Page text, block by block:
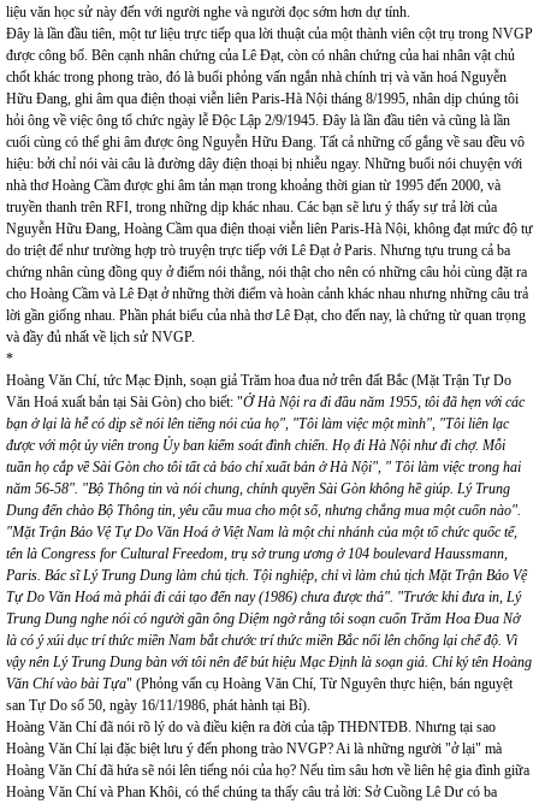
liệu văn học sử này đến với người nghe và người đọc sớm hơn dự tính.
Đây là lần đầu tiên, một tư liệu trực tiếp qua lời thuật của một thành viên cột trụ trong NVGP
được công bố. Bên cạnh nhân chứng của Lê Đạt, còn có nhân chứng của hai nhân vật chủ
chốt khác trong phong trào, đó là buổi phỏng vấn ngắn nhà chính trị và văn hoá Nguyễn
Hữu Đang, ghi âm qua điện thoại viễn liên Paris-Hà Nội tháng 8/1995, nhân dịp chúng tôi
hỏi ông về việc ông tổ chức ngày lễ Độc Lập 2/9/1945. Đây là lần đầu tiên và cũng là lần
cuối cùng có thể ghi âm được ông Nguyễn Hữu Đang. Tất cả những cố gắng về sau đều vô
hiệu: bởi chỉ nói vài câu là đường dây điện thoại bị nhiễu ngay. Những buổi nói chuyện với
nhà thơ Hoàng Cầm được ghi âm tản mạn trong khoảng thời gian từ 1995 đến 2000, và
truyền thanh trên RFI, trong những dịp khác nhau. Các bạn sẽ lưu ý thấy sự trả lời của
Nguyễn Hữu Đang, Hoàng Cầm qua điện thoại viễn liên Paris-Hà Nội, không đạt mức độ tự
do triệt để như trường hợp trò truyện trực tiếp với Lê Đạt ở Paris. Nhưng tựu trung cả ba
chứng nhân cùng đồng quy ở điểm nói thẳng, nói thật cho nên có những câu hỏi cùng đặt ra
cho Hoàng Cầm và Lê Đạt ở những thời điểm và hoàn cảnh khác nhau nhưng những câu trả
lời gần giống nhau. Phần phát biểu của nhà thơ Lê Đạt, cho đến nay, là chứng từ quan trọng
và đầy đủ nhất về lịch sử NVGP.
*
Hoàng Văn Chí, tức Mạc Định, soạn giả Trăm hoa đua nở trên đất Bắc (Mặt Trận Tự Do
Văn Hoá xuất bản tại Sài Gòn) cho biết: "Ở Hà Nội ra đi đầu năm 1955, tôi đã hẹn với các
bạn ở lại là hễ có dịp sẽ nói lên tiếng nói của họ", "Tôi làm việc một mình", "Tôi liên lạc
được với một ủy viên trong Ủy ban kiểm soát đình chiến. Họ đi Hà Nội như đi chợ. Mỗi
tuần họ cắp về Sài Gòn cho tôi tất cả báo chí xuất bản ở Hà Nội", " Tôi làm việc trong hai
năm 56-58". "Bộ Thông tin và nói chung, chính quyền Sài Gòn không hề giúp. Lý Trung
Dung đến chào Bộ Thông tin, yêu cầu mua cho một số, nhưng chẳng mua một cuốn nào".
"Mặt Trận Bảo Vệ Tự Do Văn Hoá ở Việt Nam là một chi nhánh của một tổ chức quốc tế,
tên là Congress for Cultural Freedom, trụ sở trung ương ở 104 boulevard Haussmann,
Paris. Bác sĩ Lý Trung Dung làm chủ tịch. Tội nghiệp, chỉ vì làm chủ tịch Mặt Trận Bảo Vệ
Tự Do Văn Hoá mà phải đi cải tạo đến nay (1986) chưa được thả". "Trước khi đưa in, Lý
Trung Dung nghe nói có người gần ông Diệm ngờ rằng tôi soạn cuốn Trăm Hoa Đua Nở
là có ý xúi dục trí thức miền Nam bắt chước trí thức miền Bắc nổi lên chống lại chế độ. Vì
vậy nên Lý Trung Dung bàn với tôi nên để bút hiệu Mạc Định là soạn giả. Chỉ ký tên Hoàng
Văn Chí vào bài Tựa" (Phỏng vấn cụ Hoàng Văn Chí, Từ Nguyên thực hiện, bán nguyệt
san Tự Do số 50, ngày 16/11/1986, phát hành tại Bỉ).
Hoàng Văn Chí đã nói rõ lý do và điều kiện ra đời của tập THĐNTĐB. Nhưng tại sao
Hoàng Văn Chí lại đặc biệt lưu ý đến phong trào NVGP? Ai là những người "ở lại" mà
Hoàng Văn Chí đã hứa sẽ nói lên tiếng nói của họ? Nếu tìm sâu hơn về liên hệ gia đình giữa
Hoàng Văn Chí và Phan Khôi, có thể chúng ta thấy câu trả lời: Sở Cuồng Lê Dư có ba